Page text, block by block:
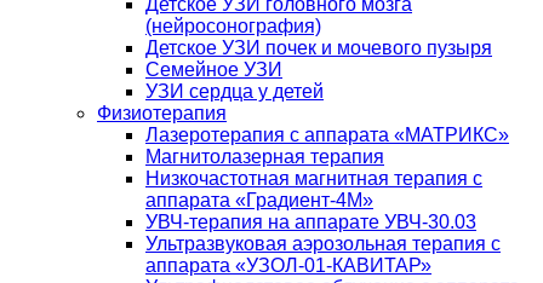
Детское УЗИ головного мозга
(нейросонография)
Детское УЗИ почек и мочевого пузыря
Семейное УЗИ
УЗИ сердца у детей
Физиотерапия
Лазеротерапия с аппарата «МАТРИКС»
Магнитолазерная терапия
Низкочастотная магнитная терапия с
аппарата «Градиент-4М»
УВЧ-терапия на аппарате УВЧ-30.03
Ультразвуковая аэрозольная терапия с
аппарата «УЗОЛ-01-КАВИТАР»